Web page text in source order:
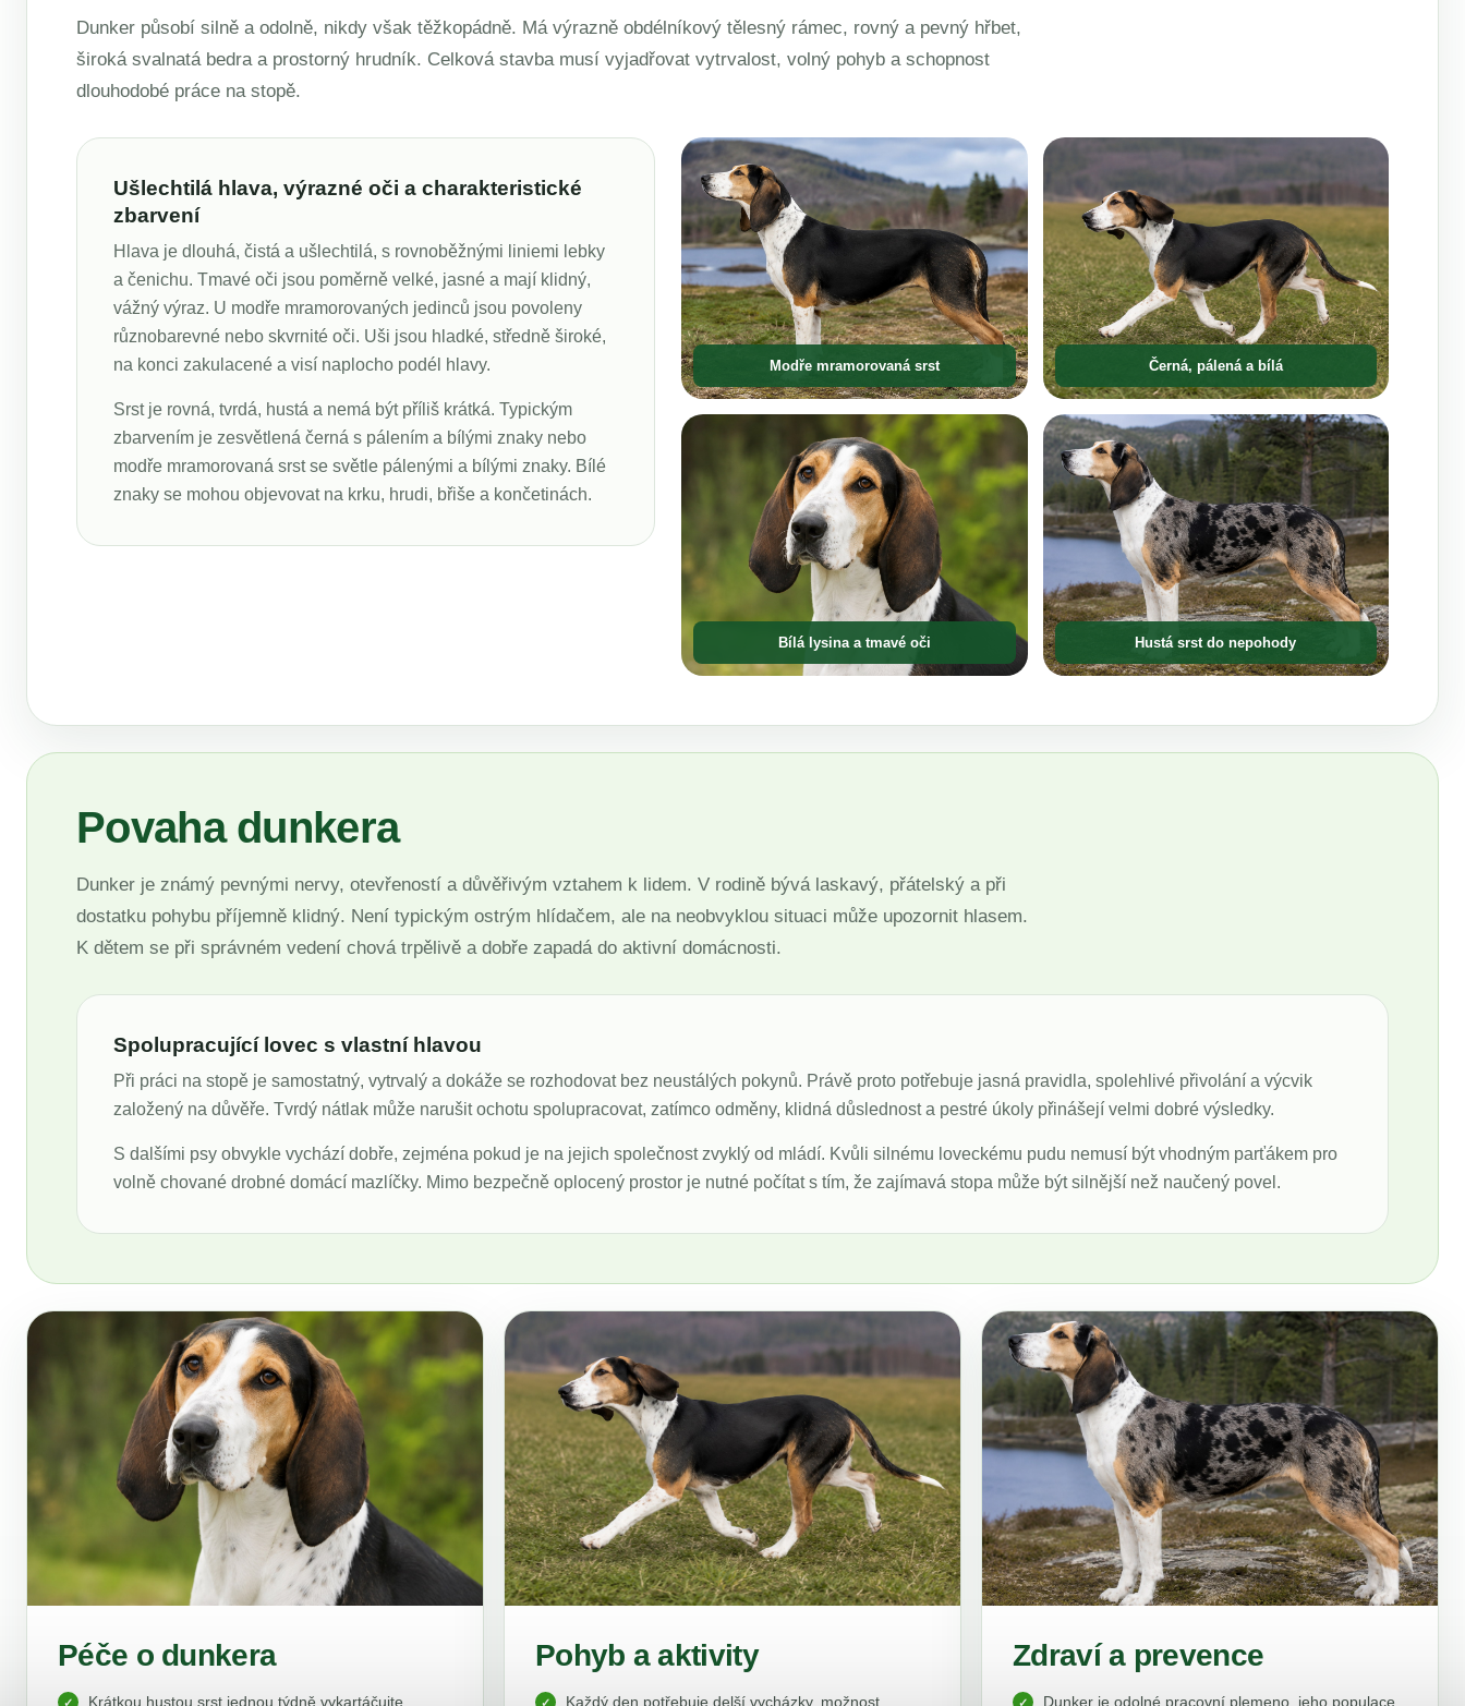
Dunker působí silně a odolně, nikdy však těžkopádně. Má výrazně obdélníkový tělesný rámec, rovný a pevný hřbet,
široká svalnatá bedra a prostorný hrudník. Celková stavba musí vyjadřovat vytrvalost, volný pohyb a schopnost
dlouhodobé práce na stopě.
Ušlechtilá hlava, výrazné oči a charakteristické
zbarvení
Hlava je dlouhá, čistá a ušlechtilá, s rovnoběžnými liniemi lebky
a čenichu. Tmavé oči jsou poměrně velké, jasné a mají klidný,
vážný výraz. U modře mramorovaných jedinců jsou povoleny
různobarevné nebo skvrnité oči. Uši jsou hladké, středně široké,
na konci zakulacené a visí naplocho podél hlavy.
Srst je rovná, tvrdá, hustá a nemá být příliš krátká. Typickým
zbarvením je zesvětlená černá s pálením a bílými znaky nebo
modře mramorovaná srst se světle pálenými a bílými znaky. Bílé
znaky se mohou objevovat na krku, hrudi, břiše a končetinách.
Modře mramorovaná srst Černá, pálená a bílá
Bílá lysina a tmavé oči Hustá srst do nepohody
Povaha dunkera
Dunker je známý pevnými nervy, otevřeností a důvěřivým vztahem k lidem. V rodině bývá laskavý, přátelský a při
dostatku pohybu příjemně klidný. Není typickým ostrým hlídačem, ale na neobvyklou situaci může upozornit hlasem.
K dětem se při správném vedení chová trpělivě a dobře zapadá do aktivní domácnosti.
Spolupracující lovec s vlastní hlavou
Při práci na stopě je samostatný, vytrvalý a dokáže se rozhodovat bez neustálých pokynů. Právě proto potřebuje jasná pravidla, spolehlivé přivolání a výcvik
založený na důvěře. Tvrdý nátlak může narušit ochotu spolupracovat, zatímco odměny, klidná důslednost a pestré úkoly přinášejí velmi dobré výsledky.
S dalšími psy obvykle vychází dobře, zejména pokud je na jejich společnost zvyklý od mládí. Kvůli silnému loveckému pudu nemusí být vhodným parťákem pro
volně chované drobné domácí mazlíčky. Mimo bezpečně oplocený prostor je nutné počítat s tím, že zajímavá stopa může být silnější než naučený povel.
Péče o dunkera
Krátkou hustou srst jednou týdně vykartáčujte,
Pohyb a aktivity
Každý den potřebuje delší vycházky, možnost
Zdraví a prevence
Dunker je odolné pracovní plemeno, jeho populace